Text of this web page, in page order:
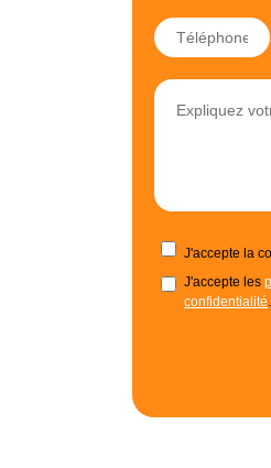
J'accepte la
J'accepte les
confidentialité.